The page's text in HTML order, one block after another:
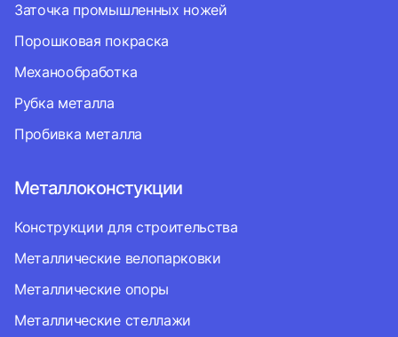
Заточка промышленных ножей
Порошковая покраска
Механообработка
Рубка металла
Пробивка металла
Металлоконстукции
Конструкции для строительства
Металлические велопарковки
Металлические опоры
Металлические стеллажи